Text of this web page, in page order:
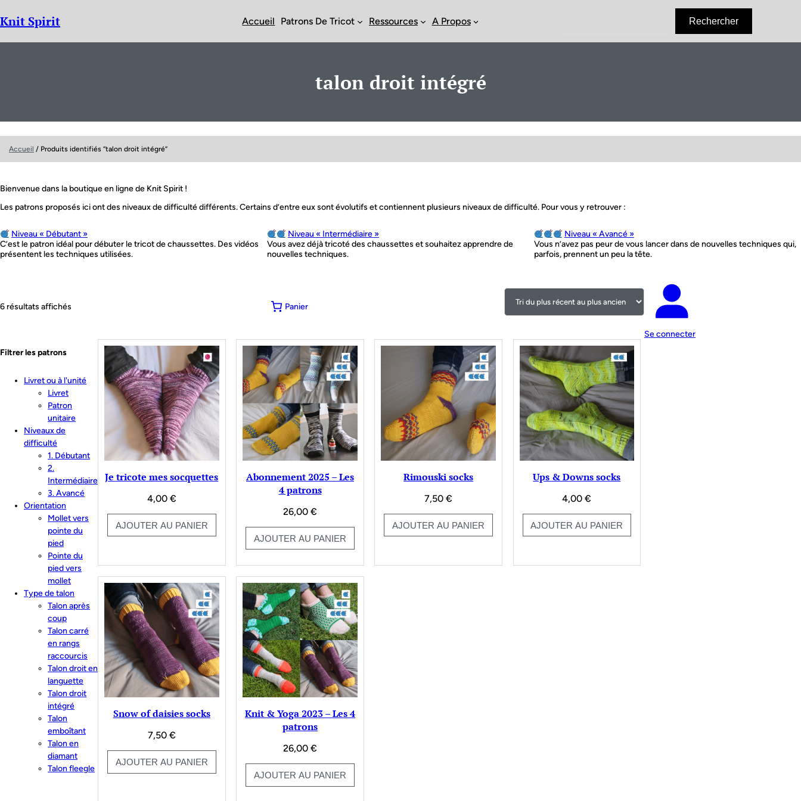
contenu
Knit Spirit Accueil Patrons De Tricot Ressources A Propos
h
Rechercher
talon droit intégré
Accueil / Produits identifiés “talon droit intégré”
Bienvenue dans la boutique en ligne de Knit Spirit !
Les patrons proposés ici ont des niveaux de difficulté différents. Certains d’entre eux sont évolutifs et contiennent plusieurs niveaux de difficulté. Pour vous y retrouver :
Niveau « Débutant »
C’est le patron idéal pour débuter le tricot de chaussettes. Des vidéos
présentent les techniques utilisées.
Niveau « Intermédiaire »
Vous avez déjà tricoté des chaussettes et souhaitez apprendre de
nouvelles techniques.
Niveau « Avancé »
Vous n’avez pas peur de vous lancer dans de nouvelles techniques qui,
parfois, prennent un peu la tête.
6 résultats affichés Panier
Se connecter
Filtrer les patrons
Livret ou à l'unité
Livret
Patron
unitaire
Niveaux de
difficulté
1. Débutant
2.
Intermédiaire
3. Avancé
Orientation
Mollet vers
pointe du
pied
Pointe du
pied vers
mollet
Type de talon
Talon après
coup
Talon carré
en rangs
raccourcis
Talon droit en
languette
Talon droit
intégré
Talon
emboîtant
Talon en
diamant
Talon fleegle
Je tricote mes socquettes
4,00 €
AJOUTER AU PANIER
Abonnement 2025 – Les
4 patrons
26,00 €
AJOUTER AU PANIER
Rimouski socks
7,50€
AJOUTER AU PANIER
Ups & Downs socks
4,00€
AJOUTER AU PANIER
Snow of daisies socks
7,50 €
AJOUTER AU PANIER
Knit & Yoga 2023 – Les 4
patrons
26,00 €
AJOUTER AU PANIER